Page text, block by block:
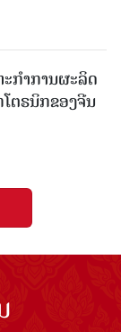
ກຳ​ການ​ຜະ​ລິດ​
ຕ​ຣ​ນິກ​ຂອງ​ຈີນ​